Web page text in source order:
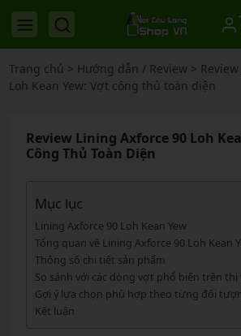
Trang chủ > Hướng dẫn / Review>
Loh Kean Yew: Vợt công thủ toàn diện
Review Lining Axforce 90 Loh
Công Thủ Toàn Diện
Mục lục
Lining Axforce 90 Loh Kean Yew
Tổng quan về Lining Axforce 90 Loh Kean
Thông số chi tiết sản phẩm
So sánh với các dòng vợt phổ biến trên
Gợi ý lựa chọn phù hợp theo từng đối
Kết luận